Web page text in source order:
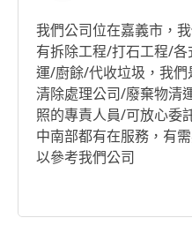
我們公司位在嘉義市，
有拆除工程/打石工程/各
運/廚餘/代收垃圾，我們
清除處理公司/廢棄物清
照的專責人員/可放心委
中南部都有在服務，有
以參考我們公司